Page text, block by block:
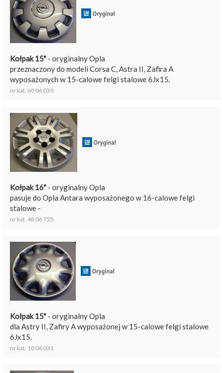
Kołpak 15" - oryginalny Opla
przeznaczony do modeli Corsa C, Astra II, Zafira A
wyposażonych w 15-calowe felgi stalowe 6Jx15.
nr kat. 60 06 030
Kołpak 16" - oryginalny Opla
pasuje do Opla Antara wyposażonego w 16-calowe felgi
stalowe -
nr kat. 48 06 755
Kołpak 15" - oryginalny Opla
dla Astry II, Zafiry A wyposażonej w 15-calowe felgi stalowe
6Jx15.
nr kat. 10 06 031